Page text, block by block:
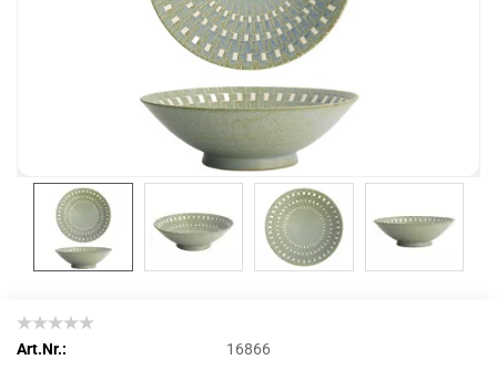
Art.Nr.:
16866